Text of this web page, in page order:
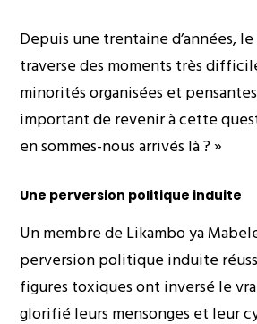
Depuis une trentaine d’années,
traverse des moments très
minorités organisées et
important de revenir à cette
en sommes-nous arrivés là ? »
Une perversion politique induite
Un membre de Likambo ya
perversion politique induite
figures toxiques ont inversé le
glorifié leurs mensonges et leur